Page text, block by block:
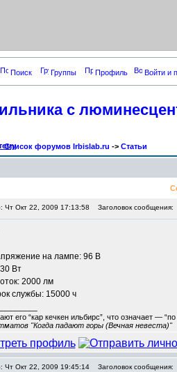
Поиск Группы Профиль Войти и
с
Список форумов Irbislab.ru -> Статьи
Чт Окт 22, 2009 17:13:58 Заголовок сообщения:
на лампе: 96 В
Вт
2000 лм
службы: 15000 ч
его “кар кечкен ильбирс”, что означает —
"Когда падают горы (Вечная невеста)"
Чт Окт 22, 2009 19:45:14 Заголовок сообщения: